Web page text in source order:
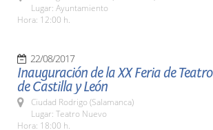
Lugar: Ayuntamiento
Hora: 12:00 h.
22/08/2017
Inauguración de la XX Feria de Teatro
de Castilla y León
Ciudad Rodrigo (Salamanca)
Lugar: Teatro Nuevo
Hora: 18:00 h.